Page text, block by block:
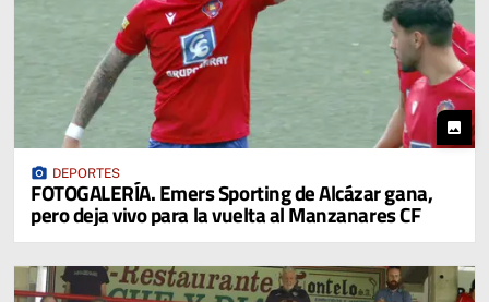
photo
photo_camera DEPORTES
FOTOGALERÍA. Emers Sporting de Alcázar gana,
pero deja vivo para la vuelta al Manzanares CF